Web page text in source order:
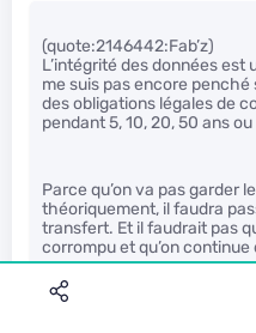
(quote:2146442:Fab’z)
L’intégrité des données
me suis pas encore penché
des obligations légales de
pendant 5, 10, 20, 50 ans
Parce qu’on va pas garder
théoriquement, il faudra
transfert. Et il faudrait pas
corrompu et qu’on